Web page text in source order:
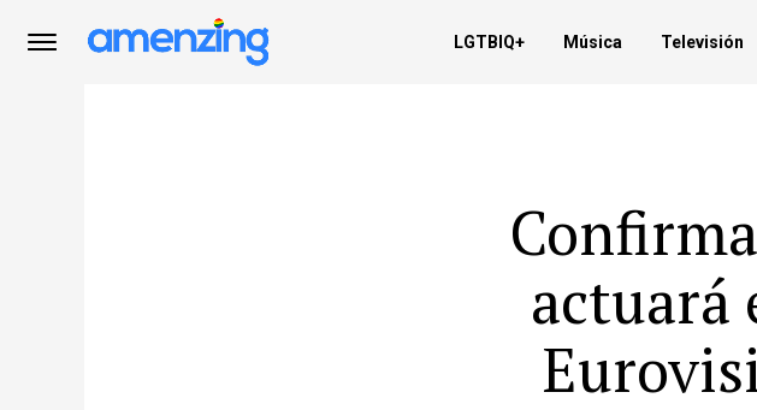
LGTBIQ+ Música Televisión
actuará